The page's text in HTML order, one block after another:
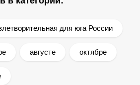
для юга России
августе октябре